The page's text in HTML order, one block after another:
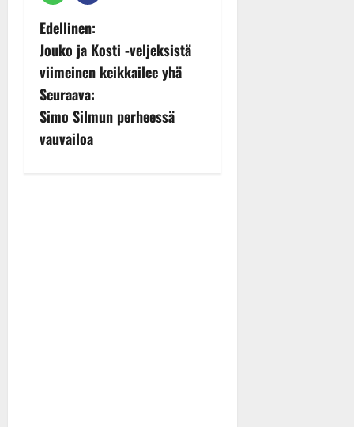
P
o
s
t
Edellinen:
Jouko ja Kosti -veljeksistä
viimeinen keikkailee yhä
Seuraava:
Simo Silmun perheessä
vauvailoa